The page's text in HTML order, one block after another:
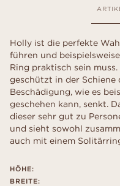
Holly ist die perfekte
führen und
Ring praktisch sein
geschützt in der Schiene
Beschädigung, wie es
geschehen kann, senkt.
dieser sehr gut zu
und sieht sowohl
auch mit einem
HÖHE:
BREITE: